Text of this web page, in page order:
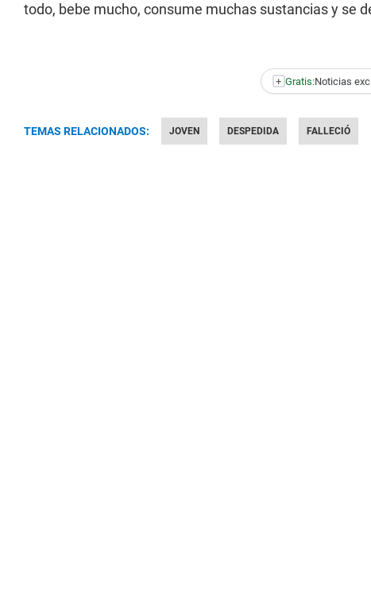
todo, bebe mucho, consume muchas sustancias y se
+ Gratis:Noticias
TEMAS RELACIONADOS: JOVEN DESPEDIDA FALLECIÓ